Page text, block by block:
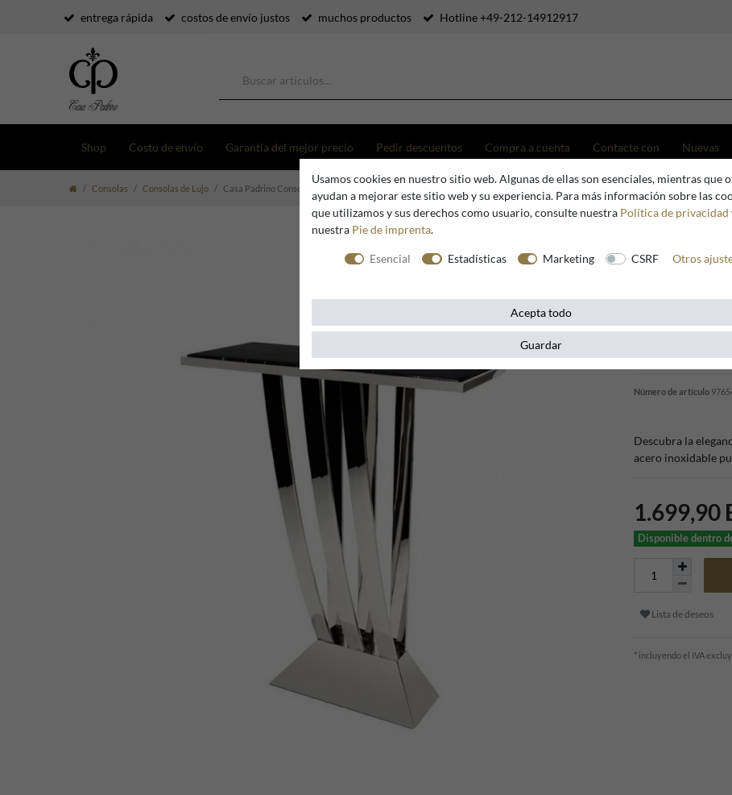
entrega rápida costos de envío justos muchos productos Hotline +49-212-14912917
Shop Costo de envío Garantía del mejor precio Pedir descuentos Compra a cuenta Contacte con Nuevas
Consolas Consolas de Lujo Casa Padrino Consola de lujo estilo Art Déco en acero inoxidable pulido y mármol negro 70 x 30 x H. 92,5 cm
Casa
Déco en
negro 70 x
Número de artículo
Descubra la
acero inoxidable
1.699,90
Disponible dentro
Lista de deseos
* incluyendo el IVA
Usamos cookies en nuestro sitio web. Algunas de ellas son esenciales, mientras que
ayudan a mejorar este sitio web y su experiencia. Para más información sobre las
que utilizamos y sus derechos como usuario, consulte nuestra Política de privacidad
nuestra Pie de imprenta.
Esencial Estadísticas Marketing CSRF Otros
Acepta todo
Guardar